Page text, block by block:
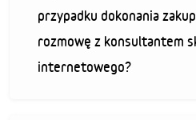
przypadku dokonania
rozmowę z konsultantem
internetowego?